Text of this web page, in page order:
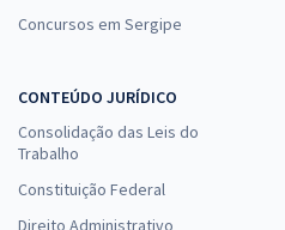
Concursos em Sergipe
CONTEÚDO JURÍDICO
Consolidação das Leis do
Trabalho
Constituição Federal
Direito Administrativo